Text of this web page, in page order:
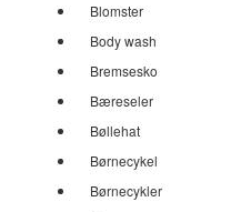
Blomster
Body wash
Bremsesko
Bæreseler
Bøllehat
Børnecykel
Børnecykler